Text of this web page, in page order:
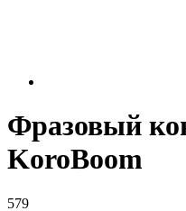
Фразовый
KoroBoom
579